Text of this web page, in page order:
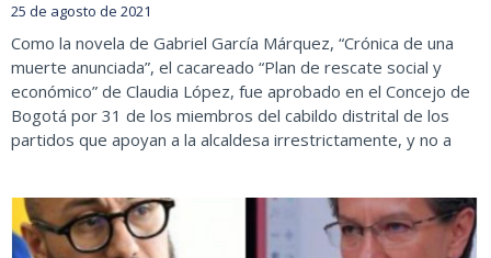
25 de agosto de 2021
Como la novela de Gabriel García Márquez, “Crónica de una
muerte anunciada”, el cacareado “Plan de rescate social y
económico” de Claudia López, fue aprobado en el Concejo de
Bogotá por 31 de los miembros del cabildo distrital de los
partidos que apoyan a la alcaldesa irrestrictamente, y no a